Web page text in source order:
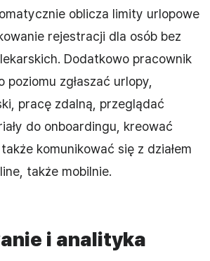
oblicza limity urlopowe
rejestracji dla osób bez
Dodatkowo pracownik
poziomu zgłaszać urlopy,
pracę zdalną, przeglądać
do onboardingu, kreować
komunikować się z działem
także mobilnie.
i analityka